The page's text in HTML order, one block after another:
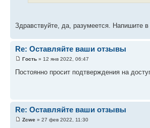
Здравствуйте, да, разумеется. Напишите
Re: Оставляйте ваши отзывы
Гость » 12 янв 2022, 06:47
Постоянно просит подтверждения на
Re: Оставляйте ваши отзывы
Zcwe » 27 фев 2022, 11:30